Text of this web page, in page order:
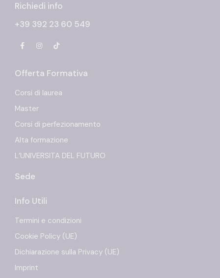
Richiedi info
+39 392 23 60 549
Offerta Formativa
Corsi di laurea
Master
Corsi di perfezionamento
Alta formazione
L’UNIVERSITA DEL FUTURO
Sede
Info Utili
Termini e condizioni
Cookie Policy (UE)
Dichiarazione sulla Privacy (UE)
Imprint